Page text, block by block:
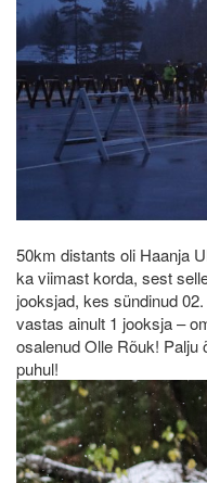
50km distants oli Haanja
ka viimast korda, sest
jooksjad, kes sündinud
vastas ainult 1 jooksja –
osalenud Olle Rõuk! Palju
puhul!